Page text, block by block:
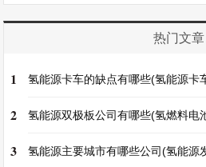
热门文章
1 氢能源卡车的缺点有哪些(氢能源卡
2 氢能源双极板公司有哪些(氢燃料电
3 氢能源主要城市有哪些公司(氢能源